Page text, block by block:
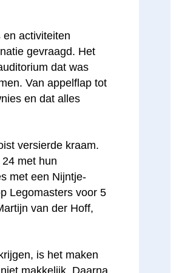
activiteiten
gevraagd. Het
dat was
Van appelflap tot
en dat alles
versierde kraam.
met hun
met een Nijntje-
Legomasters voor 5
van der Hoff,
is het maken